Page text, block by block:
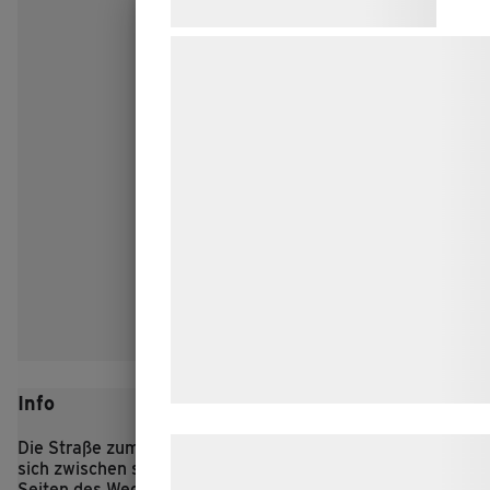
Info
Die Straße zum eisenzeitlichen Dorf Lethra schlängelt
sich zwischen sanften Hügeln hindurch, und zu beiden